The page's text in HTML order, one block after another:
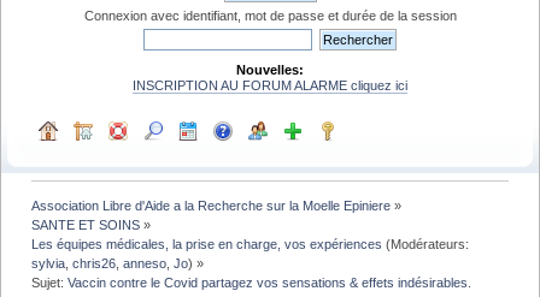
Connexion avec identifiant, mot de passe et durée de la session
Nouvelles:
INSCRIPTION AU FORUM ALARME cliquez ici
Association Libre d'Aide a la Recherche sur la Moelle Epiniere »
SANTE ET SOINS »
Les équipes médicales, la prise en charge, vos expériences (Modérateurs:
sylvia ,chris26 ,anneso ,Jo) »
Sujet:Vaccin contre le Covid partagez vos sensations & effets indésirables.